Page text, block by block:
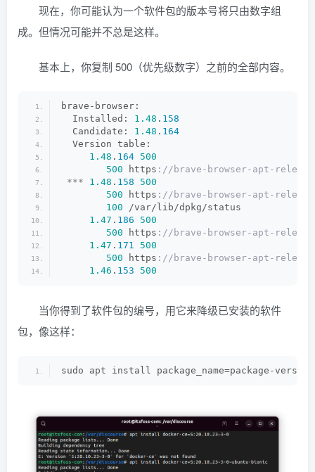
现在，你可能认为一个软件包的版本号将只由数字组
成。但情况可能并不总是这样。
基本上，你复制 500（优先级数字）之前的全部内容。
brave-browser:
  Installed:
1.48 . 158
  Candidate:
1.48 . 164
  Version table:
1.48 . 164 500
500 https ://brave-browser-apt-
***
1.48 . 158
500
500 https ://brave-browser-apt-
100 /var/lib/dpkg/status
1.47 . 186
500
500 https ://brave-browser-apt-
1.47 . 171
500
500 https ://brave-browser-apt-
1.46 . 153 500
当你得到了软件包的编号，用它来降级已安装的软件
包，像这样：
sudo apt install package_name=package-